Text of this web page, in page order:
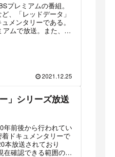
プレミアムの番組。
、「レッドデータ」
メンタリーである。
ムで放送。また、同
2021.12.25
」シリーズ放送
年前後から行われてい
ドキュメンタリーで
本放送されており
在確認できる範囲の